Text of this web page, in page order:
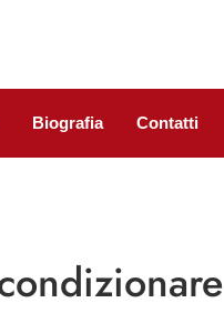
Biografia Contatti